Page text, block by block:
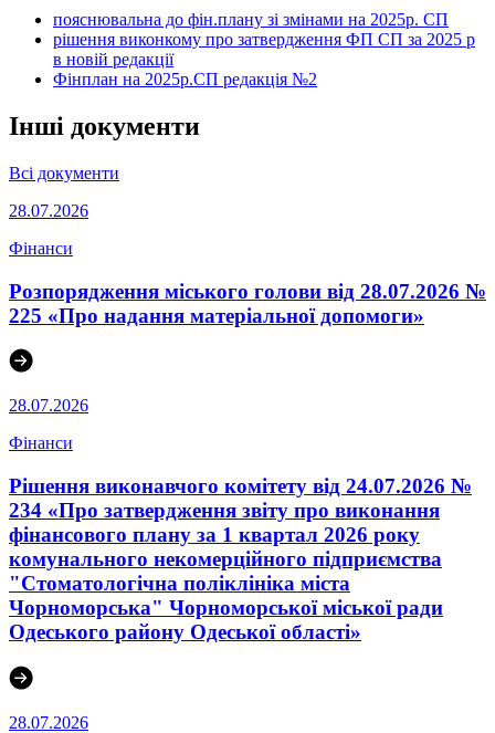
пояснювальна до фін.плану зі змінами на 2025р. СП
рішення виконкому про затвердження ФП СП за 2025 р
в новій редакції
Фінплан на 2025р.СП редакція №2
Інші документи
Всі документи
28.07.2026
Фінанси
Розпорядження міського голови від 28.07.2026 №
225 «Про надання матеріальної допомоги»
28.07.2026
Фінанси
Рішення виконавчого комітету від 24.07.2026 №
234 «Про затвердження звіту про виконання
фінансового плану за 1 квартал 2026 року
комунального некомерційного підприємства
"Стоматологічна поліклініка міста
Чорноморська" Чорноморської міської ради
Одеського району Одеської області»
28.07.2026